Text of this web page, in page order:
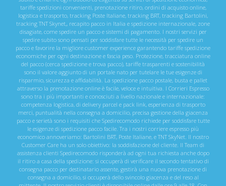
tariffe spedizioni convenienti, prenotazione ritiro, ordini di acquisto online,
logistica e trasporto, tracking Poste Italiane, tracking BRT, tracking Bartolini,
tracking TNT Skynet,, recapito pacco in Italia e spedizione internazionale, zone
disagiate, come spedire un pacco e sistemi di pagamento. I nostri servizi per
spedire subito sono pensati per soddisfare tutte le necessità per spedire un
pacco e favorire la migliore customer experience garantendo tariffe spedizione
economiche per ogni destinazione e fascia peso. Protezione, tracciatura online
del pacco (cerca spedizione e trova pacco), tariffe trasparenti e sostenibilità
sono il valore aggiunto di un portale nato per tutelare le tue esigenze di
risparmio, sicurezza e affidabilità. La spedizione pacco postale, busta e pallet
attraverso la prenotazione online è facile, veloce e intuitiva. I Corrieri Espresso
sono tra i più importanti e conosciuti a livello nazionale e internazionale:
competenza logistica, di delivery parcel e pack link, esperienza di trasporto
merci, puntualità nella consegna a domicilio, precisa gestione della giacenza
pacco e serietà sono i requisiti che Spedirecomodo richiede per soddisfare tutte
le esigenze di spedizione pacco facile. Tra i nostri corriere espresso più
economico annoveriamo: Bartolini BRT, Poste Italiane, e TNT SkyNet. Il nostro
Customer Care ha un solo obiettivo: la soddisfazione del cliente. Il Team di
assistenza clienti Spedirecomodo risponderà ad ogni tua richiesta anche dopo
il ritiro a casa della spedizione: si occuperà di verificare il secondo tentativo di
consegna pacco per destinatario assente, gestirà una nuova prenotazione di
consegna a domicilio, si occuperà dello svincolo giacenza e del reso al